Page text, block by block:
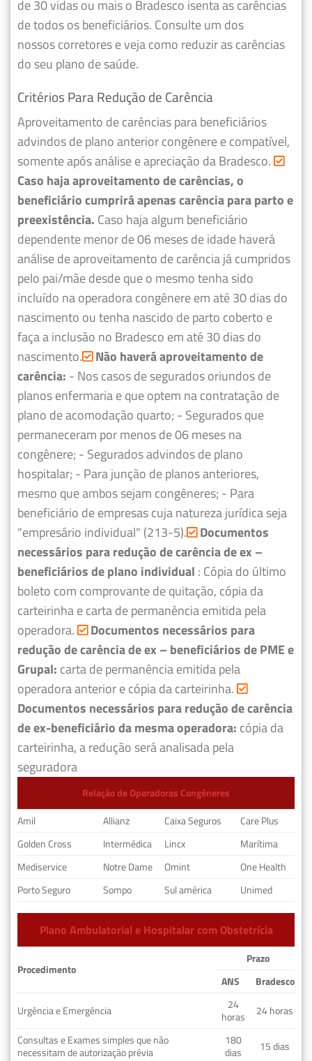
de 30 vidas ou mais o Bradesco isenta as carências
de todos os beneficiários. Consulte um dos
nossos corretores e veja como reduzir as carências
do seu plano de saúde.
Critérios Para Redução de Carência
Aproveitamento de carências para beneficiários
advindos de plano anterior congênere e compatível,
somente após análise e apreciação da Bradesco.
Caso haja aproveitamento de carências, o
beneficiário cumprirá apenas carência para parto e
preexistência. Caso haja algum beneficiário
dependente menor de 06 meses de idade haverá
análise de aproveitamento de carência já cumpridos
pelo pai/mãe desde que o mesmo tenha sido
incluído na operadora congênere em até 30 dias do
nascimento ou tenha nascido de parto coberto e
faça a inclusão no Bradesco em até 30 dias do
nascimento. Não haverá aproveitamento de
carência: - Nos casos de segurados oriundos de
planos enfermaria e que optem na contratação de
plano de acomodação quarto; - Segurados que
permaneceram por menos de 06 meses na
congênere; - Segurados advindos de plano
hospitalar; - Para junção de planos anteriores,
mesmo que ambos sejam congêneres; - Para
beneficiário de empresas cuja natureza jurídica seja
"empresário individual" (213-5). Documentos
necessários para redução de carência de ex –
beneficiários de plano individual : Cópia do último
boleto com comprovante de quitação, cópia da
carteirinha e carta de permanência emitida pela
operadora.
Documentos necessários para
redução de carência de ex – beneficiários de PME e
Grupal: carta de permanência emitida pela
operadora anterior e cópia da carteirinha.
Documentos necessários para redução de carência
de ex-beneficiário da mesma operadora: cópia da
carteirinha, a redução será analisada pela
seguradora
Relação de Operadoras Congêneres
Amil
Allianz Caixa Seguros
Care Plus
Golden Cross
Intermédica Lincx
Marítima
Mediservice
Notre Dame Omint
One Health
Porto Seguro
Sompo Sul américa Unimed
Plano Ambulatorial e Hospitalar com Obstetrícia
Procedimento
Prazo
ANS
Bradesco
Urgência e Emergência
24
horas
24 horas
Consultas e Exames simples que não
necessitam de autorização prévia
180
dias
15 dias